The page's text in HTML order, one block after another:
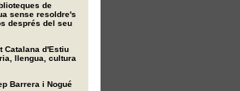
de
sense resoldre's
després del seu
Catalana d'Estiu
llengua, cultura
Barrera i Nogué